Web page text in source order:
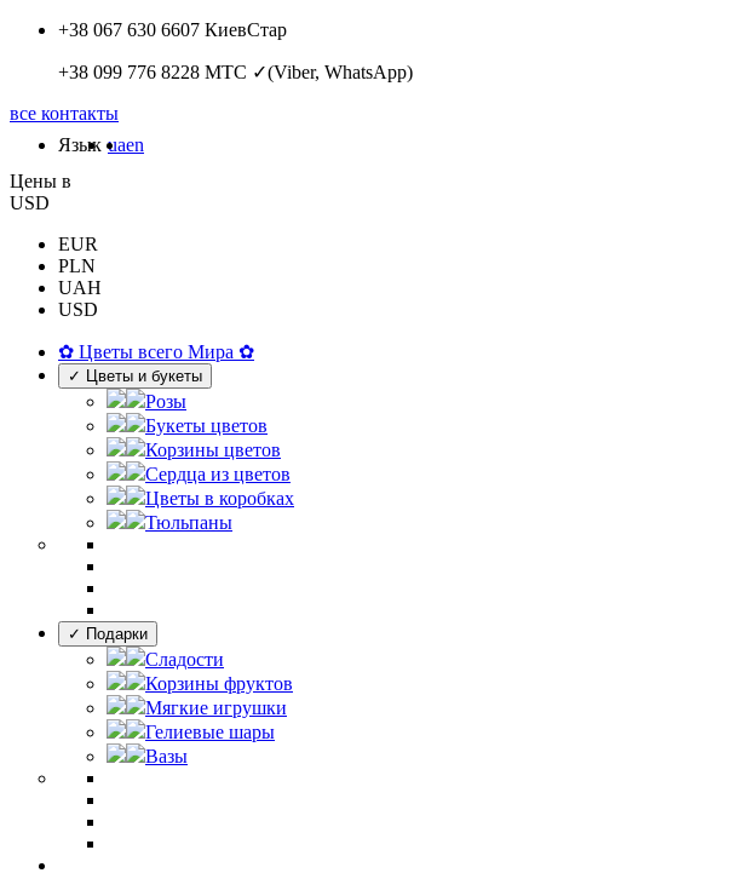
+38 067 630 6607 КиевСтар
+38 099 776 8228 МТС ✓(Viber, WhatsApp)
все контакты
Язык uaen
Цены в
USD
EUR
PLN
UAH
USD
✿ Цветы всего Мира ✿
✓ Цветы и букеты
Розы
Букеты цветов
Корзины цветов
Сердца из цветов
Цветы в коробках
Тюльпаны
✓ Подарки
Сладости
Корзины фруктов
Мягкие игрушки
Гелиевые шары
Вазы